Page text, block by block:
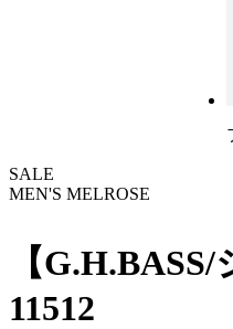
SALE
MEN'S MELROSE
【
11512